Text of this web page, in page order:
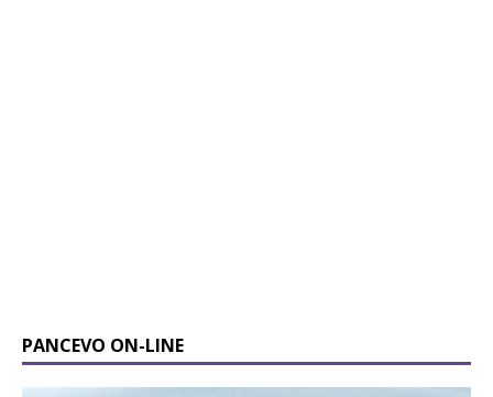
PANCEVO ON-LINE